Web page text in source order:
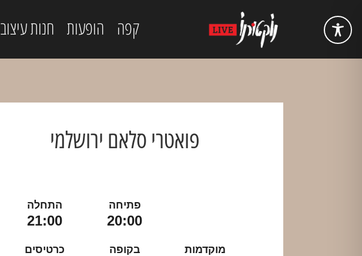
קפה הופעות חנות עיצוב
פואטרי סלאם ירושלמי
פתיחה
20:00
התחלה
21:00
מוקדמות בקופה כרטיסים